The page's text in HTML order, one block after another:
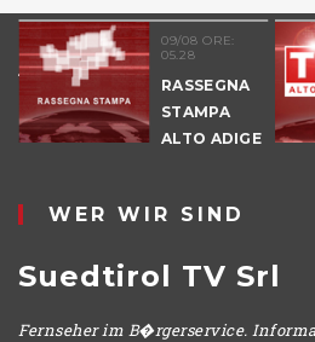
09/08 ORE:
05.28
RASSEGNA
STAMPA
ALTO ADIGE
WER WIR SIND
Suedtirol TV Srl
Fernseher im B�rgerservice.